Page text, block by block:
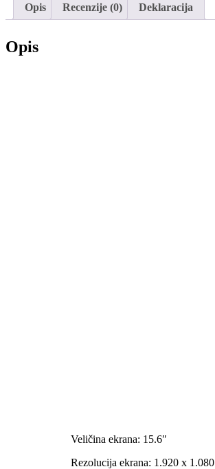
Opis Recenzije (0) Deklaracija
Opis
Veličina ekrana: 15.6″
Rezolucija ekrana: 1.920 x 1.080